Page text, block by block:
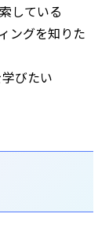
している
ングを知りた
びたい